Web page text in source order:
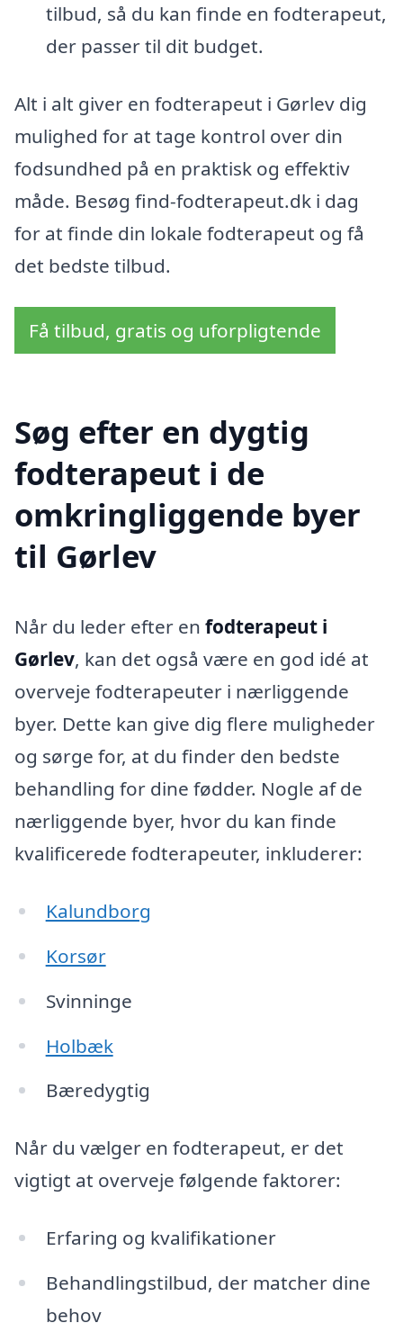
tilbud, så du kan finde en fodterapeut,
der passer til dit budget.
Alt i alt giver en fodterapeut i Gørlev dig
mulighed for at tage kontrol over din
fodsundhed på en praktisk og effektiv
måde. Besøg find-fodterapeut.dk i dag
for at finde din lokale fodterapeut og få
det bedste tilbud.
Få tilbud, gratis og uforpligtende
Søg efter en dygtig
fodterapeut i de
omkringliggende byer
til Gørlev
Når du leder efter en fodterapeut i
Gørlev, kan det også være en god idé at
overveje fodterapeuter i nærliggende
byer. Dette kan give dig flere muligheder
og sørge for, at du finder den bedste
behandling for dine fødder. Nogle af de
nærliggende byer, hvor du kan finde
kvalificerede fodterapeuter, inkluderer:
Kalundborg
Korsør
Svinninge
Holbæk
Bæredygtig
Når du vælger en fodterapeut, er det
vigtigt at overveje følgende faktorer:
Erfaring og kvalifikationer
Behandlingstilbud, der matcher dine
behov